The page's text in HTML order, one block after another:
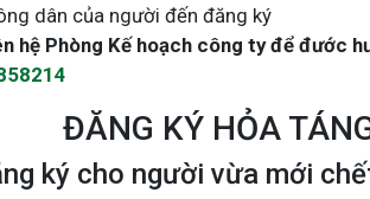
dân của người đến đăng ký
hệ Phòng Kế hoạch công ty để đước
ĐĂNG KÝ HỎA
ký cho người vừa mới